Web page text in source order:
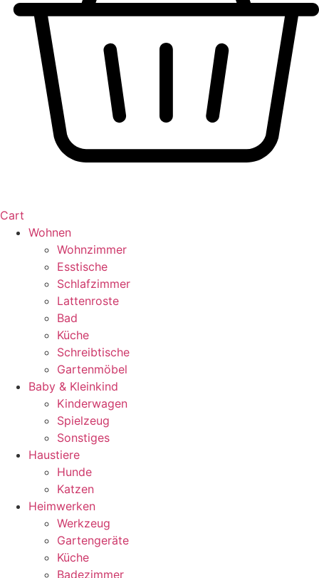
Cart
Wohnen
Wohnzimmer
Esstische
Schlafzimmer
Lattenroste
Bad
Küche
Schreibtische
Gartenmöbel
Baby & Kleinkind
Kinderwagen
Spielzeug
Sonstiges
Haustiere
Hunde
Katzen
Heimwerken
Werkzeug
Gartengeräte
Küche
Badezimmer